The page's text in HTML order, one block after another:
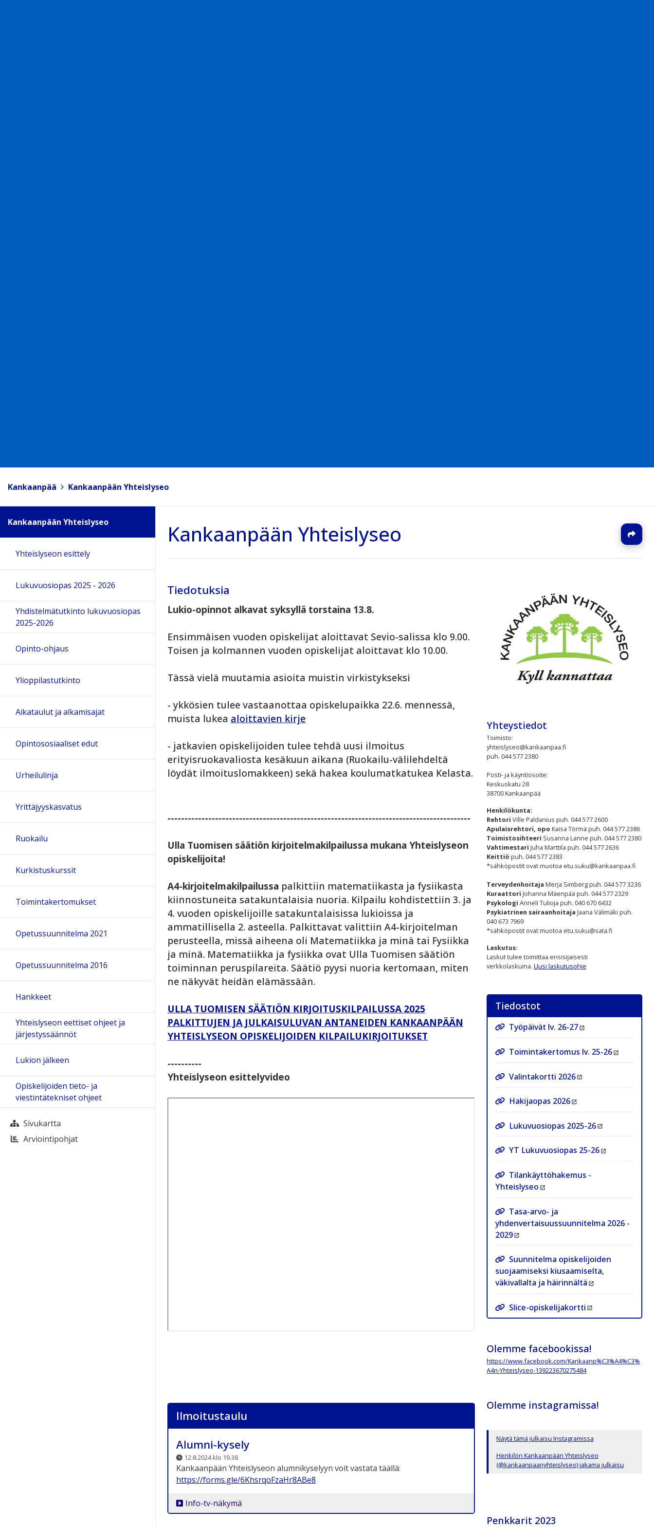
Kankaanpää Kankaanpään Yhteislyseo
Kankaanpään Yhteislyseo
Tiedotuksia
Lukio-opinnot alkavat syksyllä torstaina 13.8.
Ensimmäisen vuoden opiskelijat aloittavat Sevio-salissa klo 9.00.
Toisen ja kolmannen vuoden opiskelijat aloittavat klo 10.00.
Tässä vielä muutamia asioita muistin virkistykseksi
- ykkösien tulee vastaanottaa opiskelupaikka 22.6. mennessä,
muista lukea aloittavien kirje
- jatkavien opiskelijoiden tulee tehdä uusi ilmoitus
erityisruokavaliosta kesäkuun aikana (Ruokailu-välilehdeltä
löydät ilmoituslomakkeen) sekä hakea koulumatkatukea Kelasta.
-----------------------------------------------------------------------------------------
Ulla Tuomisen säätiön kirjoitelmakilpailussa mukana Yhteislyseon
opiskelijoita!
A4-kirjoitelmakilpailussa palkittiin matematiikasta ja fysiikasta
kiinnostuneita satakuntalaisia nuoria. Kilpailu kohdistettiin 3. ja
4. vuoden opiskelijoille satakuntalaisissa lukioissa ja
ammatillisella 2. asteella. Palkittavat valittiin A4-kirjoitelman
perusteella, missä aiheena oli Matematiikka ja minä tai Fysiikka
ja minä. Matematiikka ja fysiikka ovat Ulla Tuomisen säätiön
toiminnan peruspilareita. Säätiö pyysi nuoria kertomaan, miten
ne näkyvät heidän elämässään.
ULLA TUOMISEN SÄÄTIÖN KIRJOITUSKILPAILUSSA 2025
PALKITTUJEN JA JULKAISULUVAN ANTANEIDEN KANKAANPÄÄN
YHTEISLYSEON OPISKELIJOIDEN KILPAILUKIRJOITUKSET
----------
Yhteislyseon esittelyvideo
Ilmoitustaulu
Alumni-kysely
12.8.2024 klo 19.38
Kankaanpään Yhteislyseon alumnikyselyyn voit vastata täällä:
https://forms.gle/6KhsrqoFzaHr8ABe8
Info-tv-näkymä
Yhteystiedot
Toimisto:
yhteislyseo@kankaanpaa.fi
puh. 044 577 2380
Posti- ja käyntiosoite:
Keskuskatu 28
38700 Kankaanpää
Henkilökunta:
Rehtori Ville Paldanius puh. 044 577 2600
Apulaisrehtori, opo Kaisa Törmä puh. 044 577 2386
Toimistosihteeri Susanna Lanne puh. 044 577 2380
Vahtimestari Juha Marttila puh. 044 577 2636
Keittiö puh. 044 577 2383
*sähköpostit ovat muotoa etu.suku@kankaanpaa.fi
Terveydenhoitaja Merja Simberg puh. 044 577 3236
Kuraattori Johanna Mäenpää puh. 044 577 2329
Psykologi Anneli Tulioja puh. 040 670 6432
Psykiatrinen sairaanhoitaja Jaana Välimäki puh.
040 673 7969
*sähköpostit ovat muotoa etu.suku@sata.fi
Laskutus:
Laskut tulee toimittaa ensisijaisesti
verkkolaskuina. Uusi laskutusohje
Tiedostot
Työpäivät lv. 26-27
Toimintakertomus lv. 25-26
Valintakortti 2026
Hakijaopas 2026
Lukuvuosiopas 2025-26
YT Lukuvuosiopas 25-26
Tilankäyttöhakemus -
Yhteislyseo
Tasa-arvo- ja
yhdenvertaisuussuunnitelma 2026 -
2029
Suunnitelma opiskelijoiden
suojaamiseksi kiusaamiselta,
väkivallalta ja häirinnältä
Slice-opiskelijakortti
Olemme facebookissa!
https://www.facebook.com/Kankaanp%C3%A4%C3%
A4n-Yhteislyseo-139223670275484
Olemme instagramissa!
Näytä tämä julkaisu Instagramissa
Henkilön Kankaanpään Yhteislyseo
(@kankaanpaanyhteislyseo) jakama julkaisu
Penkkarit 2023
Kankaanpään Yhteislyseo
Yhteislyseon esittely
Lukuvuosiopas 2025 - 2026
Yhdistelmätutkinto lukuvuosiopas
2025-2026
Opinto-ohjaus
Ylioppilastutkinto
Aikataulut ja alkamisajat
Opintososiaaliset edut
Urheilulinja
Yrittäjyyskasvatus
Ruokailu
Kurkistuskurssit
Toimintakertomukset
Opetussuunnitelma 2021
Opetussuunnitelma 2016
Hankkeet
Yhteislyseon eettiset ohjeet ja
järjestyssäännöt
Lukion jälkeen
Opiskelijoiden tieto- ja
viestintätekniset ohjeet
Sivukartta
Arviointipohjat